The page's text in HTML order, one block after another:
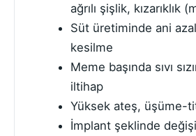
ağrılı şişlik, kızarıklık
Süt üretiminde ani
kesilme
Meme başında sıvı
iltihap
Yüksek ateş, üşüme-
İmplant şeklinde